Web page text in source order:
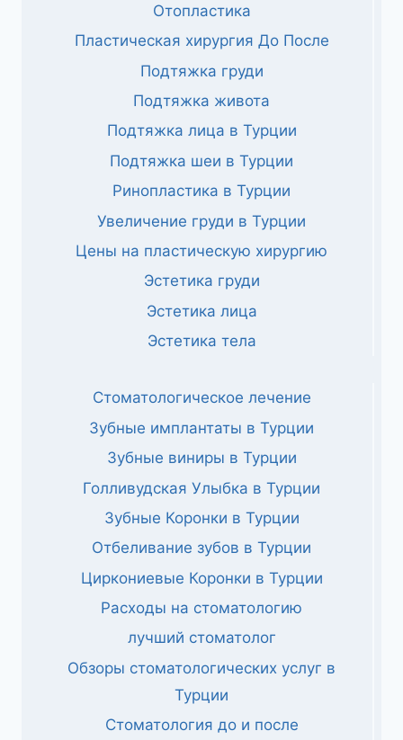
Отопластика
Пластическая хирургия До После
Подтяжка груди
Подтяжка живота
Подтяжка лица в Турции
Подтяжка шеи в Турции
Ринопластика в Турции
Увеличение груди в Турции
Цены на пластическую хирургию
Эстетика груди
Эстетика лица
Эстетика тела
Стоматологическое лечение
Зубные имплантаты в Турции
Зубные виниры в Турции
Голливудская Улыбка в Турции
Зубные Коронки в Турции
Отбеливание зубов в Турции
Циркониевые Коронки в Турции
Расходы на стоматологию
лучший стоматолог
Обзоры стоматологических услуг в
Турции
Стоматология до и после